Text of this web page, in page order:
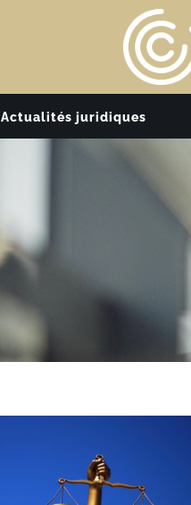
Actualités juridiques